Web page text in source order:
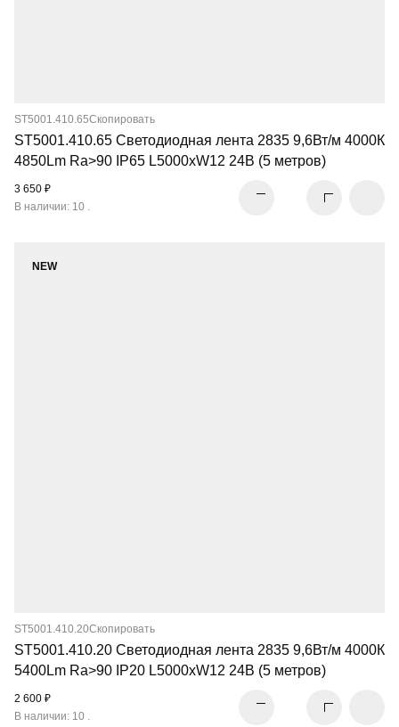
ST5001.410.65Скопировать
ST5001.410.65 Светодиодная лента 2835 9,6Вт/м 4000К
4850Lm Ra>90 IP65 L5000xW12 24В (5 метров)
3 650 ₽
В наличии: 10 .
NEW
ST5001.410.20Скопировать
ST5001.410.20 Светодиодная лента 2835 9,6Вт/м 4000К
5400Lm Ra>90 IP20 L5000xW12 24В (5 метров)
2 600 ₽
В наличии: 10 .